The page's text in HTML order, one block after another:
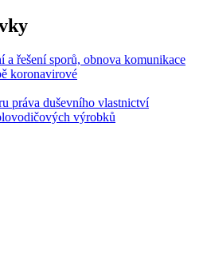
a řešení sporů, obnova komunikace
koronavirové
práva duševního vlastnictví
výrobků